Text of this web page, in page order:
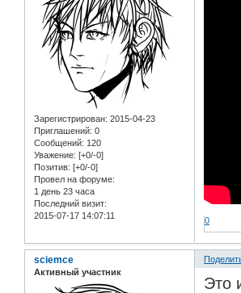
Зарегистрирован: 2015-04-23
Приглашений: 0
Сообщений: 120
Уважение: [+0/-0]
Позитив: [+0/-0]
Провел на форуме:
1 день 23 часа
Последний визит:
2015-07-17 14:07:11
0
sciemce
Активный участник
Это